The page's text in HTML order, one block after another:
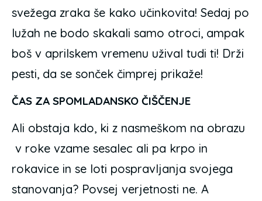
svežega zraka še kako učinkovita! Sedaj po
lužah ne bodo skakali samo otroci, ampak
boš v aprilskem vremenu užival tudi ti! Drži
pesti, da se sonček čimprej prikaže!
ČAS ZA SPOMLADANSKO ČIŠČENJE
Ali obstaja kdo, ki z nasmeškom na obrazu
v roke vzame sesalec ali pa krpo in
rokavice in se loti pospravljanja svojega
stanovanja? Povsej verjetnosti ne. A